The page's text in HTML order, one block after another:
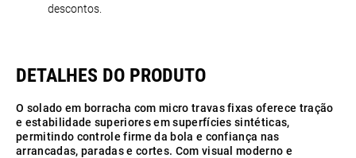
descontos.
O solado em borracha com micro travas fixas oferece tração
e estabilidade superiores em superfícies sintéticas,
permitindo controle firme da bola e confiança nas
arrancadas, paradas e cortes. Com visual moderno e